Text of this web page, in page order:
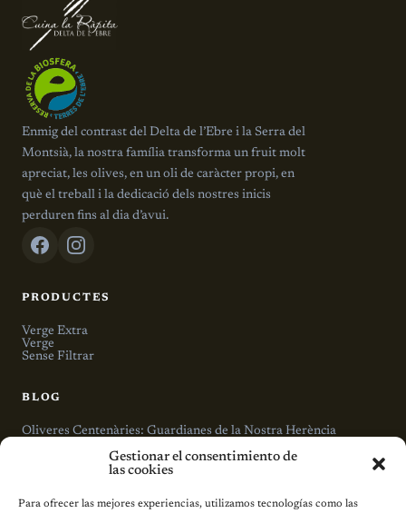
Gestionar el consentimiento de
las cookies
Para ofrecer las mejores experiencias, utilizamos tecnologías como las
Enmig del contrast del Delta de l’Ebre i la Serra del
Montsià, la nostra família transforma un fruit molt
apreciat, les olives, en un oli de caràcter propi, en
què el treball i la dedicació dels nostres inicis
perduren fins al dia d’avui.
PRODUCTES
Verge Extra
Verge
Sense Filtrar
BLOG
Oliveres Centenàries: Guardianes de la Nostra Herència
Beneficis de l’Oli d’Oliva per a la Salut Cardiovascular
LA MUNDANA